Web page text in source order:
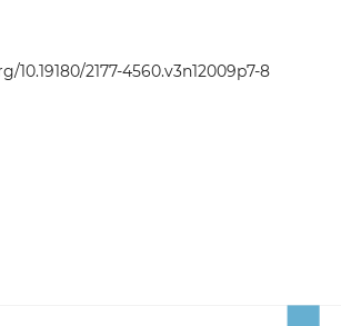
10.19180/2177-4560.v3n12009p7-8